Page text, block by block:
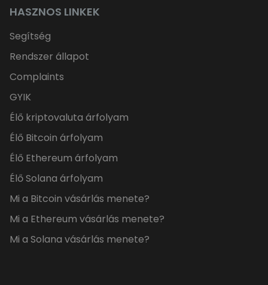
HASZNOS LINKEK
Segítség
Rendszer állapot
Complaints
GYIK
Élő kriptovaluta árfolyam
Élő Bitcoin árfolyam
Élő Ethereum árfolyam
Élő Solana árfolyam
Mi a Bitcoin vásárlás menete?
Mi a Ethereum vásárlás menete?
Mi a Solana vásárlás menete?